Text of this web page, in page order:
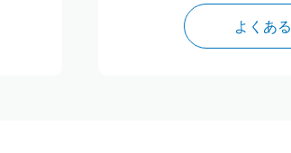
よくあ